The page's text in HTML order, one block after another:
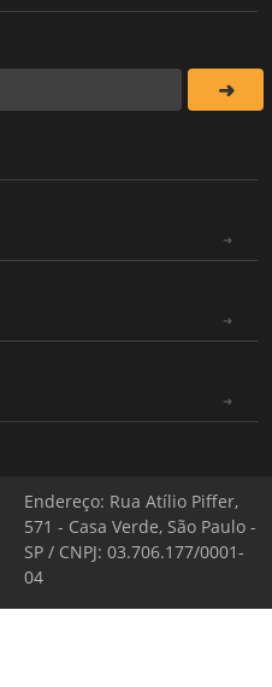
Endereço: Rua Atílio Piffer,
571 - Casa Verde, São Paulo -
SP / CNPJ: 03.706.177/0001-
04